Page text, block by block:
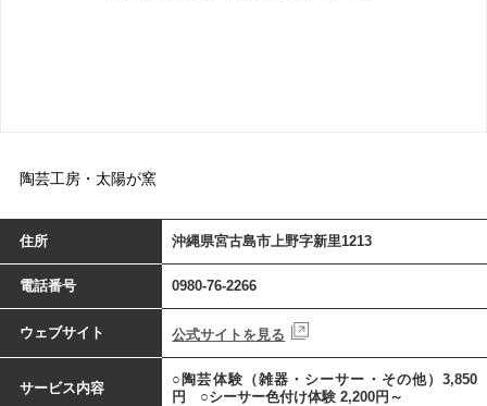
陶芸工房・太陽が窯
住所 沖縄県宮古島市上野字新里1213
電話番号 0980-76-2266
ウェブサイト 公式サイトを見る
サービス内容
○陶芸体験（雑器・シーサー・その他）3,850
円 ○シーサー色付け体験 2,200円～